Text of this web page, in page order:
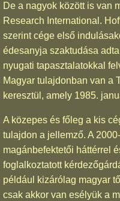
De a nagyok között is van
Research International.
szerint cége első
édesanyja szaktudása
nyugati tapasztalatokkal
Magyar tulajdonban van a
keresztül, amely 1985.
A közepes és főleg a kis
tulajdon a jellemző. A
magánbefektetői háttérrel
foglalkoztatott
például kizárólag magyar
csak akkor van esélyük a